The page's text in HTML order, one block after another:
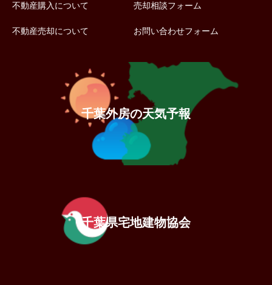
不動産購入について
不動産売却について
売却相談フォーム
お問い合わせフォーム
千葉外房の天気予報
千葉県宅地建物協会